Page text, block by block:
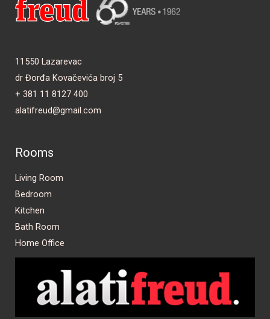
11550 Lazarevac
dr Đorđa Kovačevića broj 5
+ 381 11 8127 400
alatifreud@gmail.com
Rooms
Living Room
Bedroom
Kitchen
Bath Room
Home Office